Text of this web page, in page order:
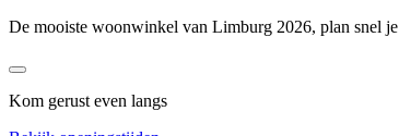
De mooiste woonwinkel van Limburg 2026, plan snel je
Kom gerust even langs